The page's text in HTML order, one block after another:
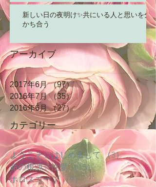
新しい日の夜明け✨共にいる人と思いを分
かち合う
アーカイブ
2017年6月 （97）97件の記事
2016年7月 （35）35件の記事
2016年6月 （27）27件の記事
カテゴリー
ようこそ☆はじめまして （3）3件の記事
命の根源☆性愛 （15）15件の記事
ホロスコープ （9）
9件の記事